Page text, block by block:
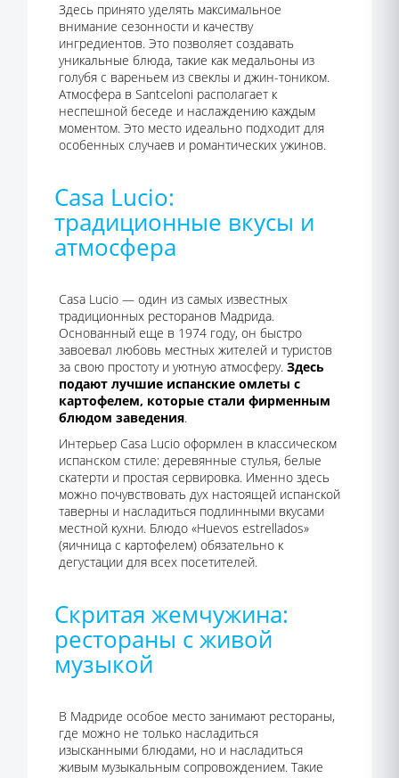
Здесь принято уделять максимальное
внимание сезонности и качеству
ингредиентов. Это позволяет создавать
уникальные блюда, такие как медальоны из
голубя с вареньем из свеклы и джин-тоником.
Атмосфера в Santceloni располагает к
неспешной беседе и наслаждению каждым
моментом. Это место идеально подходит для
особенных случаев и романтических ужинов.
Casa Lucio:
традиционные вкусы и
атмосфера
Casa Lucio — один из самых известных
традиционных ресторанов Мадрида.
Основанный еще в 1974 году, он быстро
завоевал любовь местных жителей и туристов
за свою простоту и уютную атмосферу. Здесь
подают лучшие испанские омлеты с
картофелем, которые стали фирменным
блюдом заведения.
Интерьер Casa Lucio оформлен в классическом
испанском стиле: деревянные стулья, белые
скатерти и простая сервировка. Именно здесь
можно почувствовать дух настоящей испанской
таверны и насладиться подлинными вкусами
местной кухни. Блюдо «Huevos estrellados»
(яичница с картофелем) обязательно к
дегустации для всех посетителей.
Скритая жемчужина:
рестораны с живой
музыкой
В Мадриде особое место занимают рестораны,
где можно не только насладиться
изысканными блюдами, но и насладиться
живым музыкальным сопровождением. Такие